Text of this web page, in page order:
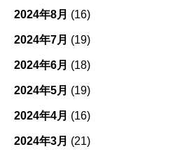
2024年8月 (16)
2024年7月 (19)
2024年6月 (18)
2024年5月 (19)
2024年4月 (16)
2024年3月 (21)